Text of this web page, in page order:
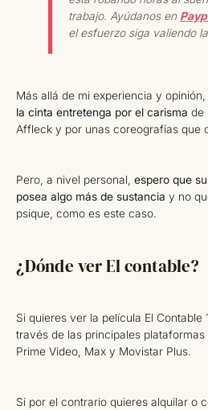
trabajo. Ayúdanos en
el esfuerzo siga valiendo
Más allá de mi experiencia y opinión,
la cinta entretenga por el carisma de
Affleck y por unas coreografías que
Pero, a nivel personal, espero que
posea algo más de sustancia y no
psique, como es este caso.
¿Dónde ver El contable?
Si quieres ver la película El Contable
través de las principales plataformas
Prime Video, Max y Movistar Plus.
Si por el contrario quieres alquilar o